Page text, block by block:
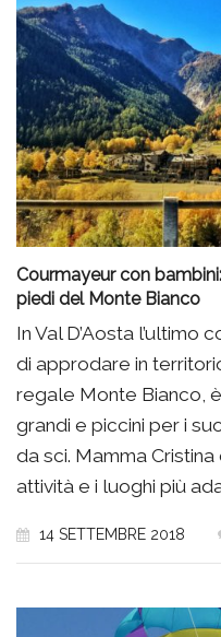
Courmayeur con
piedi del Monte Bianco
In Val D’Aosta l’ultimo
di approdare in
regale Monte Bianco,
grandi e piccini per i
da sci. Mamma
attività e i luoghi più
14 SETTEMBRE 2018